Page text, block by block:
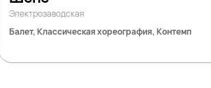
Электрозаводская
Балет, Классическая хореография, Контемп